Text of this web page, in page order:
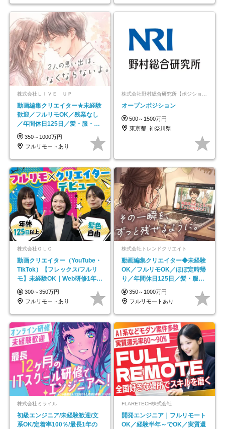
株式会社ＬＩＶＥ ＵＰ
動画編集クリエイター★未経験
歓迎／フルリモOK／残業なし
／年間休日125日／髪・服・ネ
イル自由／研修充実で安心
350～1000万円
フルリモートあり
オープンポジション
500～1500万円
東京都_神奈川県
株式会社ＯＬＣ
動画クリエイター（YouTube・
TikTok）【フレックス/フルリ
モ】未経験OK｜Web研修1年間
｜副業OK
300～350万円
フルリモートあり
株式会社トレンドクリエイト
動画編集クリエイター◆未経験
OK／フルリモOK／ほぼ定時帰
り／年間休日125日／髪・服・
ネイル自由／副業OK
350～1000万円
フルリモートあり
株式会社ミライル
初級エンジニア/未経験歓迎/文
系OK/定着率100％/最長1年の
FLARETECH株式会社
開発エンジニア｜フルリモート
OK／経験半年～でOK／実質還